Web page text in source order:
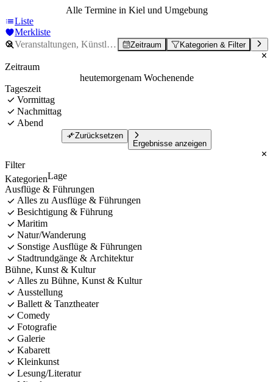
Alle Termine in Kiel und Umgebung
Liste
Merkliste
Zeitraum Kategorien & Filter
Zeitraum
heutemorgenam Wochenende
Tageszeit
Vormittag
Nachmittag
Abend
Zurücksetzen
Ergebnisse anzeigen
Filter
KategorienLage
Ausflüge & Führungen
Alles zu Ausflüge & Führungen
Besichtigung & Führung
Maritim
Natur/Wanderung
Sonstige Ausflüge & Führungen
Stadtrundgänge & Architektur
Bühne, Kunst & Kultur
Alles zu Bühne, Kunst & Kultur
Ausstellung
Ballett & Tanztheater
Comedy
Fotografie
Galerie
Kabarett
Kleinkunst
Lesung/Literatur